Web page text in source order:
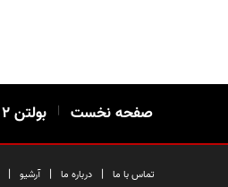
صفحه نخست | بولتن ۲
تماس با ما | درباره ما | آرشیو |